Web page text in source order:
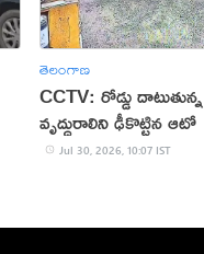
తెలంగాణ
CCTV: రోడ్డు దాటుతున్న
వృద్ధురాలిని ఢీకొట్టిన ఆటో
Jul 30, 2026, 10:07 IST